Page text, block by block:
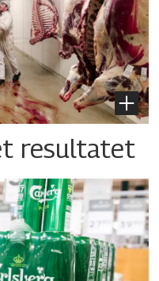
resultatet